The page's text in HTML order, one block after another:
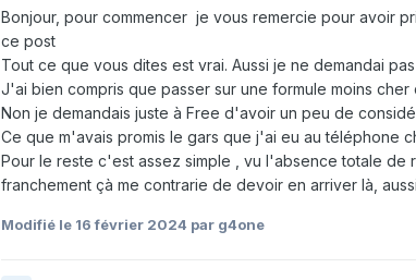
Pour comparer
Révolution light : pas d'appel vers les mobiles, pas les
Si on souhaite rajouter ces options sur l'offre
+ 2,99€/mois pour les appels vers les mobiles en
+ 4,99 € pour Famille By Canal (et on a ici mois de
Ce qui ferait un total de 37,97 € pour le forfait
Bonjour, pour commencer je vous remercie pour avoir
ce post
Tout ce que vous dites est vrai. Aussi je ne demandai
J'ai bien compris que passer sur une formule moins
Non je demandais juste à Free d'avoir un peu de
Ce que m'avais promis le gars que j'ai eu au téléphone
Pour le reste c'est assez simple , vu l'absence totale
franchement çà me contrarie de devoir en arriver là,
Modifié le 16 février 2024 par g4one